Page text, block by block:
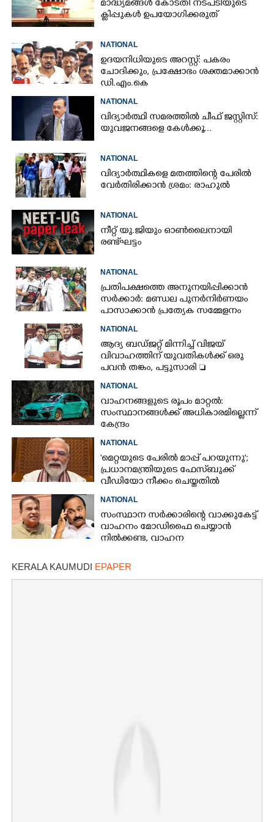
മാദ്ധ്യമങ്ങൾ കോടതി നടപടിയുടെ
ക്ലിപ്പുകൾ ഉപയോഗിക്കരുത്
NATIONAL
ഉദയനിധിയുടെ അറസ്റ്റ്: പകരം
ചോദിക്കും,​ പ്രക്ഷോഭം ശക്തമാക്കാൻ
ഡി.എം.കെ
NATIONAL
വിദ്യാർത്ഥി സമരത്തിൽ ചീഫ് ജസ്റ്റിസ്:
യുവജനങ്ങളെ കേൾക്കൂ...
NATIONAL
വിദ്യാർത്ഥികളെ മതത്തിന്റെ പേരിൽ
വേർതിരിക്കാൻ ശ്രമം: രാഹുൽ
NATIONAL
നീറ്റ് യു.ജിയും ഓൺലൈനായി
രണ്ട് ഘട്ടം
NATIONAL
പ്രതിപക്ഷത്തെ അനുനയിപ്പിക്കാൻ
സർക്കാർ: മണ്ഡല പുനർനിർണയം
പാസാക്കാൻ പ്രത്യേക സമ്മേളനം
NATIONAL
ആദ്യ ബഡ്ജറ്റ് മിന്നിച്ച് വിജയ്
വിവാഹത്തിന് യുവതികൾക്ക് ഒരു
പവൻ തങ്കം, പട്ടുസാരി 
നവജാതശിശുക്കൾക്ക്
സ്വർണമോതിരം  വിദ്യാർത്ഥികൾക്ക്
സൈക്കിൾ
NATIONAL
വാഹനങ്ങളുടെ രൂപം മാറ്റൽ:
സംസ്ഥാനങ്ങൾക്ക് അധികാരമില്ലെന്ന്
കേന്ദ്രം
NATIONAL
'മെറ്റയുടെ പേരിൽ മാപ്പ് പറയുന്നു';
പ്രധാനമന്ത്രിയുടെ ഫേസ്‌ബുക്ക്
വീഡിയോ നീക്കം ചെയ്തതിൽ
ക്ഷമാപണം
NATIONAL
സംസ്ഥാന സർക്കാരിന്റെ വാക്കുകേട്ട്
വാഹനം മോഡിഫൈ ചെയ്യാൻ
നിൽക്കണ്ട, വാഹന
വ്യക്തമാക്കി കേന്ദ്രം
KERALA KAUMUDI EPAPER